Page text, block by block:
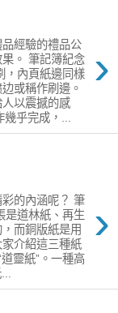
›
經驗的禮品公
。 筆記簿紀念
，內頁紙邊同樣
或稱作刷邊。
以震撼的感
幾乎完成，...
›
的內涵呢？ 筆
是道林紙、再生
而銅版紙是用
介紹這三種紙
靈紙”。一種高